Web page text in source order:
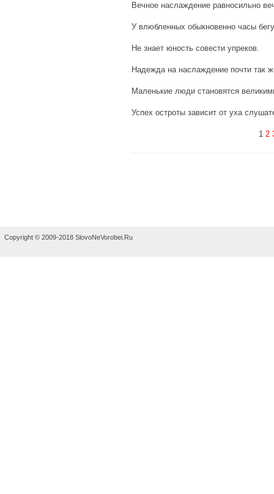
Вечное наслаждение равносильно
У влюбленных обыкновенно часы
Не знает юность совести упреков.
Надежда на наслаждение почти так
Маленькие люди становятся
Успех остроты зависит от уха
1 2
Copyright © 2009-2018 SlovoNeVorobei.Ru